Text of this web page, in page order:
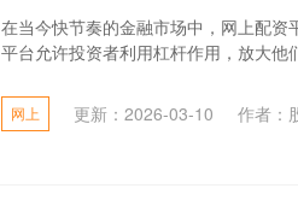
在当今快节奏的金融市场中，网上配
平台允许投资者利用杠杆作用，放大
网上 更新：2026-03-10 作者：